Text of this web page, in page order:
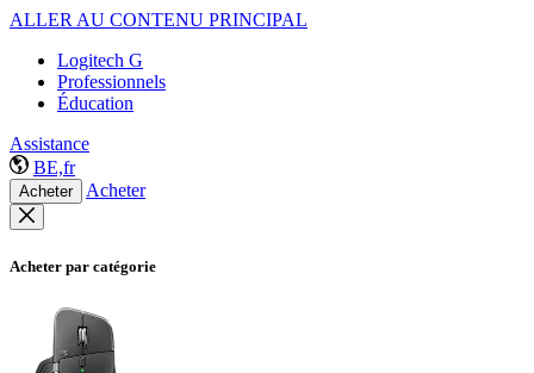
ALLER AU CONTENU PRINCIPAL
Logitech G
Professionnels
Éducation
Assistance
BE,fr
Acheter Acheter
Acheter par catégorie